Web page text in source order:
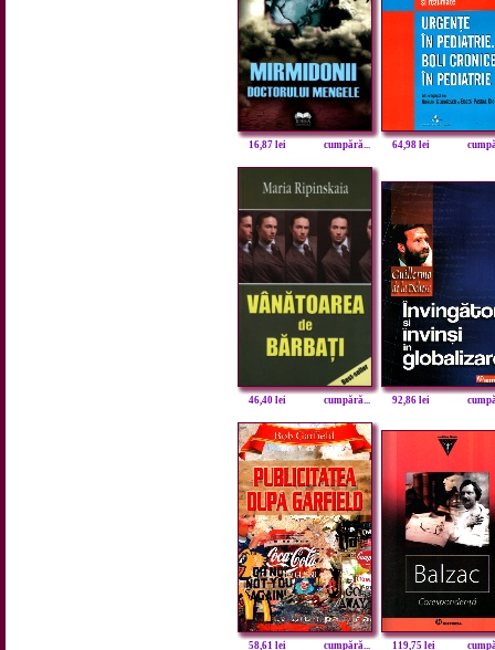
16,87 lei cumpără... 64,98 lei
46,40 lei cumpără... 92,86 lei
58,61 lei cumpără... 119,75 lei